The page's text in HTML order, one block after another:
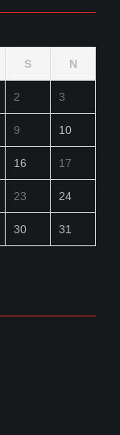
S N
2 3
9 10
16 17
23 24
30 31